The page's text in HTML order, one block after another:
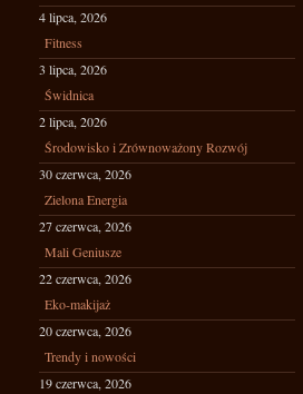
4 lipca, 2026
Fitness
3 lipca, 2026
Świdnica
2 lipca, 2026
Środowisko i Zrównoważony Rozwój
30 czerwca, 2026
Zielona Energia
27 czerwca, 2026
Mali Geniusze
22 czerwca, 2026
Eko-makijaż
20 czerwca, 2026
Trendy i nowości
19 czerwca, 2026